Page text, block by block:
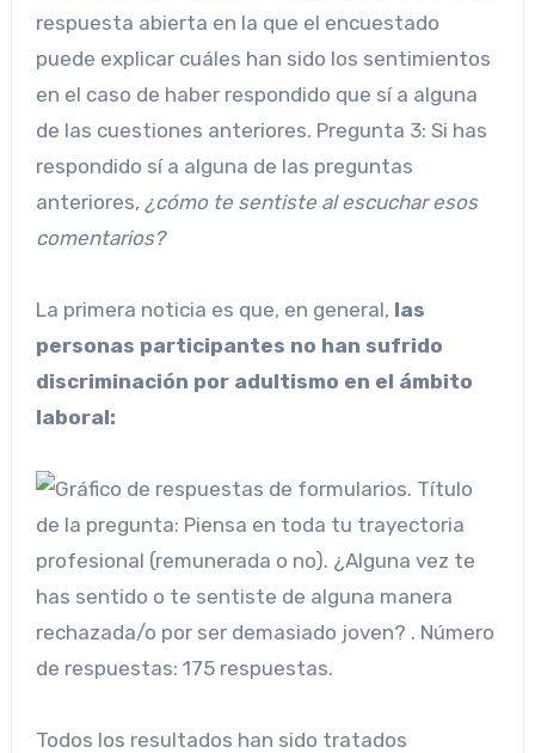
respuesta abierta en la que el encuestado
puede explicar cuáles han sido los sentimientos
en el caso de haber respondido que sí a alguna
de las cuestiones anteriores. Pregunta 3: Si has
respondido sí a alguna de las preguntas
anteriores, ¿cómo te sentiste al escuchar esos
comentarios?
La primera noticia es que, en general, las
personas participantes no han sufrido
discriminación por adultismo en el ámbito
laboral:
Todos los resultados han sido tratados